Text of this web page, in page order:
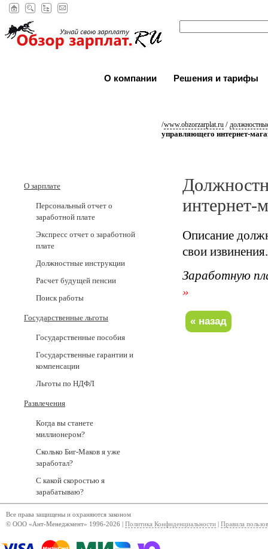
О компании Решения и тарифы
/www.obzorzarplat.ru /
управляющего интернет-
О зарплате
Персональный отчет о
заработной плате
Экспресс отчет о заработной
плате
Должностные инструкции
Расчет будущей пенсии
Поиск работы
Государственные льготы
Государственные пособия
Государственные гарантии и
компенсации
Льготы по НДФЛ
Развлечения
Когда вы станете
миллионером?
Сколько Биг-Маков я уже
заработал?
С какой скоростью я
зарабатываю?
интернет-
Описание
свои извинения.
Заработную
»
Все права защищены и охраняются законом
© ООО «Ант-Менеджмент» 1996-2026 | Политика Конфиденциальности Правила